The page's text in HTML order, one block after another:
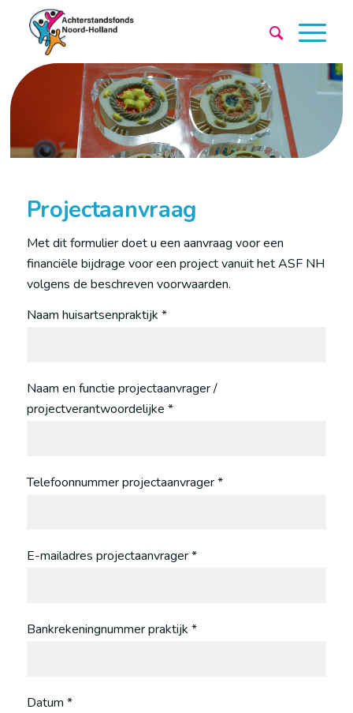
Projectaanvraag
Met dit formulier doet u een aanvraag voor een
financiële bijdrage voor een project vanuit het ASF NH
volgens de beschreven voorwaarden.
Naam huisartsenpraktijk *
Naam en functie projectaanvrager /
projectverantwoordelijke *
Telefoonnummer projectaanvrager *
E-mailadres projectaanvrager *
Bankrekeningnummer praktijk *
Datum *